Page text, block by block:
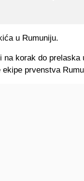
u Rumuniju.
na korak do prelaska
prvenstva